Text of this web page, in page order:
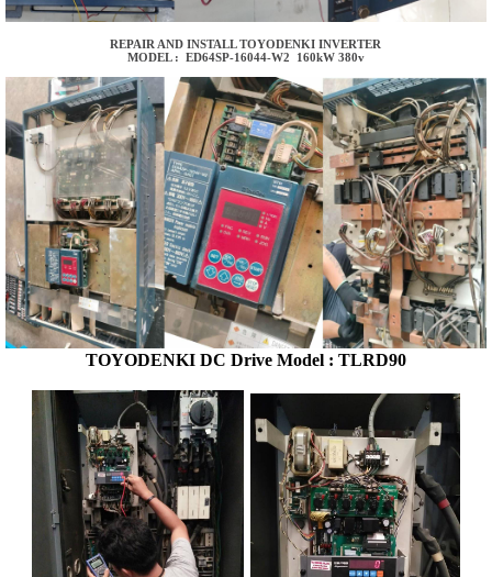
REPAIR AND INSTALL TOYODENKI INVERTER
MODEL : ED64SP-16044-W2 160kW 380v
TOYODENKI DC Drive Model : TLRD90